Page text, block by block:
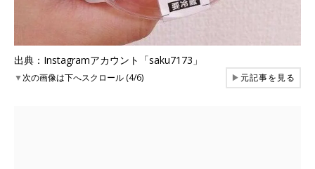
出典：Instagramアカウント「saku7173」
▼次の画像は下へスクロール (4/6) ▶元記事を見る